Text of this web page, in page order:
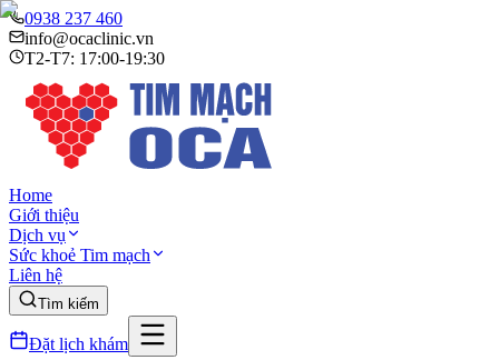
0938 237 460
info@ocaclinic.vn
T2-T7: 17:00-19:30
Home
Giới thiệu
Dịch vụ
Sức khoẻ Tim mạch
Liên hệ
Tìm kiếm
Đặt lịch khám